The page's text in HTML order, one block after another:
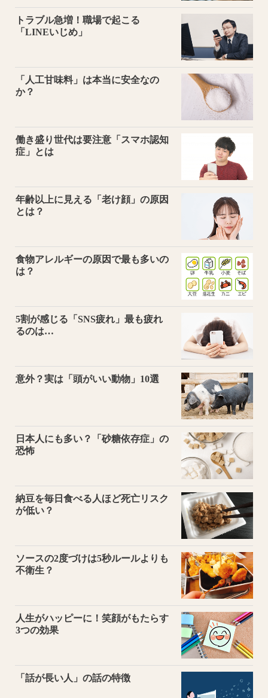
トラブル急増！職場で起こる
「LINEいじめ」
「人工甘味料」は本当に安全なの
か？
働き盛り世代は要注意「スマホ認知
症」とは
年齢以上に見える「老け顔」の原因
とは？
食物アレルギーの原因で最も多いの
は？
5割が感じる「SNS疲れ」最も疲れ
るのは…
意外？実は「頭がいい動物」10選
日本人にも多い？「砂糖依存症」の
恐怖
納豆を毎日食べる人ほど死亡リスク
が低い？
ソースの2度づけは5秒ルールよりも
不衛生？
人生がハッピーに！笑顔がもたらす
3つの効果
「話が長い人」の話の特徴